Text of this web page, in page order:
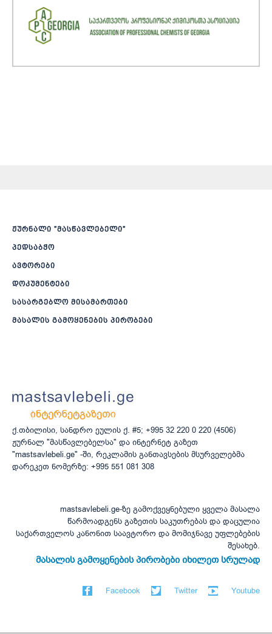
ჟურნალი ”მასწავლებელი”
პედსაბჭო
ავტორები
დოკუმენტები
სასარგებლო მისამართები
მასალის გამოყენების პირობები
ქ.თბილისი, სანდრო ეულის ქ. #5; +995 32 220 0 220 (4506)
ჟურნალ "მასწავლებელსა" და ინტერნეტ გაზეთ
"mastsavlebeli.ge" -ში, რეკლამის განთავსების მსურველებმა
დარეკეთ ნომერზე: +995 551 081 308
mastsavlebeli.ge-ზე გამოქვეყნებული ყველა მასალა
წარმოადგენს გაზეთის საკუთრებას და დაცულია
საქართველოს კანონით საავტორო და მომიჯნავე უფლებების
შესახებ.
მასალის გამოყენების პირობები იხილეთ სრულად
Facebook Twitter Youtube